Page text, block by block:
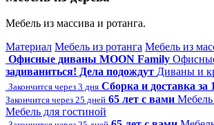
Мебель из массива и ротанга.
Материал Мебель из ротанга Мебель из
Офисные диваны MOON Family
задиваниться! Дела подождут Диваны и
Закончится через 3 дня Сборка и доставка за
Закончится через 25 дней 65 лет с вами Мебель
Мебель для гостиной